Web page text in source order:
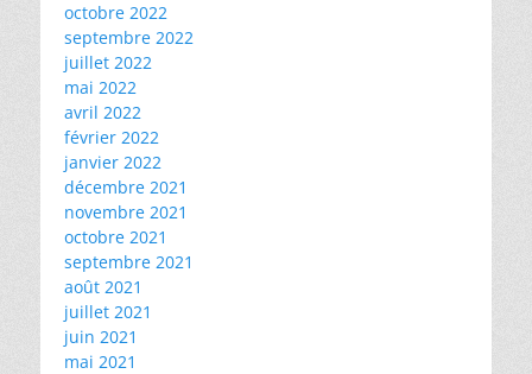
octobre 2022
septembre 2022
juillet 2022
mai 2022
avril 2022
février 2022
janvier 2022
décembre 2021
novembre 2021
octobre 2021
septembre 2021
août 2021
juillet 2021
juin 2021
mai 2021